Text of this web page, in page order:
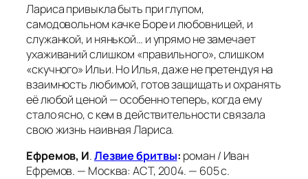
Лариса привыкла быть при глупом,
самодовольном качке Боре и любовницей, и
служанкой, и нянькой… и упрямо не замечает
ухаживаний слишком «правильного», слишком
«скучного» Ильи. Но Илья, даже не претендуя на
взаимность любимой, готов защищать и охранять
её любой ценой — особенно теперь, когда ему
стало ясно, с кем в действительности связала
свою жизнь наивная Лариса.
Ефремов, И.Лезвие бритвы: роман / Иван
Ефремов. — Москва: АСТ, 2004. — 605 с.